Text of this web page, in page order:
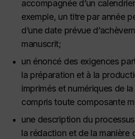
accompagnée d’un
exemple, un titre par année
d’une date prévue
manuscrit;
un énoncé des exigences
la préparation et à la
imprimés et numériques de
compris toute composante
une description du
la rédaction et de la manière